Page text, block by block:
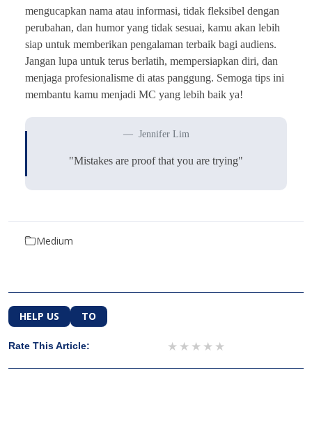
mengucapkan nama atau informasi, tidak fleksibel dengan
perubahan, dan humor yang tidak sesuai, kamu akan lebih
siap untuk memberikan pengalaman terbaik bagi audiens.
Jangan lupa untuk terus berlatih, mempersiapkan diri, dan
menjaga profesionalisme di atas panggung. Semoga tips ini
membantu kamu menjadi MC yang lebih baik ya!
Jennifer Lim
"Mistakes are proof that you are trying"
Medium
HELP US TO
Rate This Article: 4 stars
3 stars
2 stars
1 star